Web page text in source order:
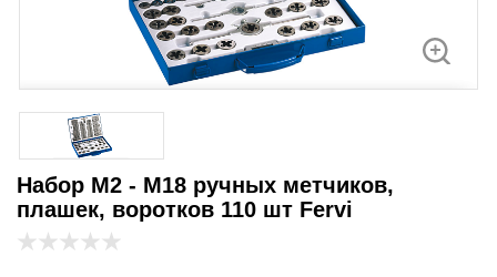
Набор М2 - М18 ручных метчиков,
плашек, воротков 110 шт Fervi